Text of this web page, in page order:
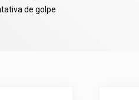
de golpe